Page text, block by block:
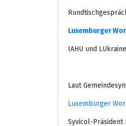
Luxemburger
IAHU und
Laut
Luxemburger
Syvicol-